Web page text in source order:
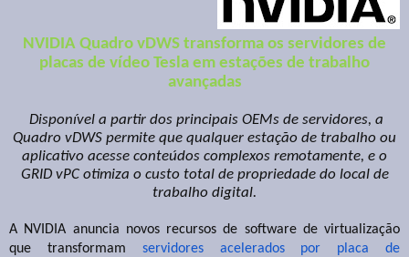
NVIDIA Quadro vDWS transforma os servidores de
placas de vídeo Tesla em estações de trabalho
avançadas
Disponível a partir dos principais OEMs de servidores, a
Quadro vDWS permite que qualquer estação de trabalho ou
aplicativo acesse conteúdos complexos remotamente, e o
GRID vPC otimiza o custo total de propriedade do local de
trabalho digital.
A NVIDIA anuncia novos recursos de software de virtualização
que transformam servidores acelerados por placa de